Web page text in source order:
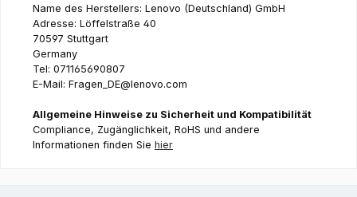
Name des Herstellers: Lenovo (Deutschland) GmbH
Adresse: Löffelstraße 40
70597 Stuttgart
Germany
Tel: 071165690807
E-Mail: Fragen_DE@lenovo.com
Allgemeine Hinweise zu Sicherheit und Kompatibilität
Compliance, Zugänglichkeit, RoHS und andere
Informationen finden Sie hier